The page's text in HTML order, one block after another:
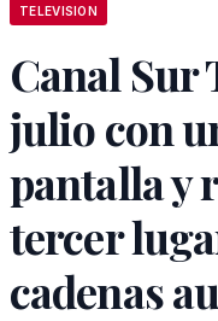
TELEVISION
Canal Sur
julio con
pantalla y
tercer
cadenas